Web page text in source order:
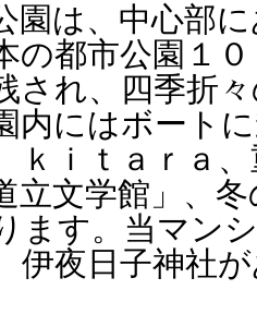
は、中心部
の都市公園１
され、四季折
内にはボート
ｉｔａｒａ、
立文学館」、
ます。当マン
伊夜日子神社